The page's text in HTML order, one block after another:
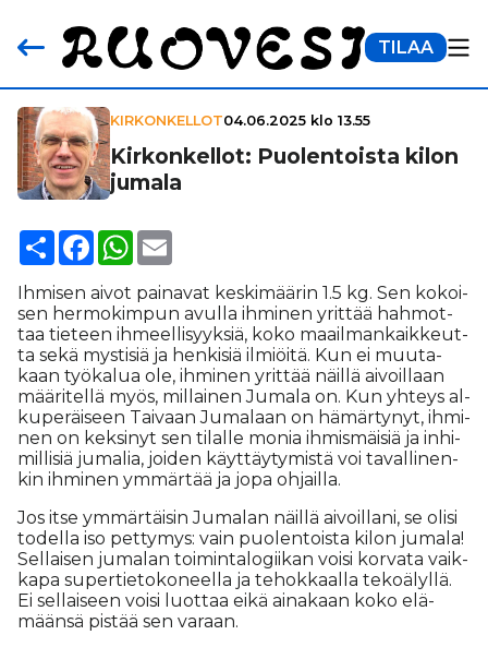
TILAA
KIRKONKELLOT04.06.2025 klo 13.55
Kir­kon­kel­lot: Puo­len­toista kilon
jumala
Share FacebookWhatsApp
Ih­mi­sen ai­vot pai­na­vat kes­ki­mää­rin 1.5 kg. Sen ko­koi­
sen her­mo­kim­pun avul­la ih­mi­nen yrit­tää hah­mot­
taa tie­teen ih­meel­li­syyk­siä, koko maa­il­man­kaik­keut­
ta sekä mys­ti­siä ja hen­ki­siä il­mi­öi­tä. Kun ei muu­ta­
kaan työ­ka­lua ole, ih­mi­nen yrit­tää näil­lä ai­voil­laan
mää­ri­tel­lä myös, mil­lai­nen Ju­ma­la on. Kun yh­teys al­
ku­pe­räi­seen Tai­vaan Ju­ma­laan on hä­mär­ty­nyt, ih­mi­
nen on kek­si­nyt sen ti­lal­le mo­nia ih­mis­mäi­siä ja in­hi­
mil­li­siä ju­ma­lia, joi­den käyt­täy­ty­mis­tä voi ta­val­li­nen­
kin ih­mi­nen ym­mär­tää ja jopa oh­jail­la.
Jos it­se ym­mär­täi­sin Ju­ma­lan näil­lä ai­voil­la­ni, se oli­si
to­del­la iso pet­ty­mys: vain puo­len­tois­ta ki­lon ju­ma­la!
Sel­lai­sen ju­ma­lan toi­min­ta­lo­gii­kan voi­si kor­va­ta vaik­
ka­pa su­per­tie­to­ko­neel­la ja te­hok­kaal­la te­ko­ä­lyl­lä.
Ei sel­lai­seen voi­si luot­taa ei­kä ai­na­kaan koko elä­
mään­sä pis­tää sen va­raan.